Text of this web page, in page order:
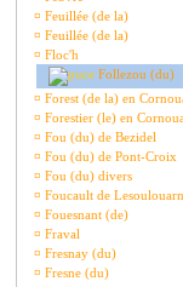
¤ Feuillée (de la)
¤ Feuillée (de la)
¤ Floc'h
Follezou (du)
¤ Forest (de la) en
¤ Forestier (le) en
¤ Fou (du) de Bezidel
¤ Fou (du) de Pont-Croix
¤ Fou (du) divers
¤ Foucault de Lesoulouarn
¤ Fouesnant (de)
¤ Fraval
¤ Fresnay (du)
¤ Fresne (du)